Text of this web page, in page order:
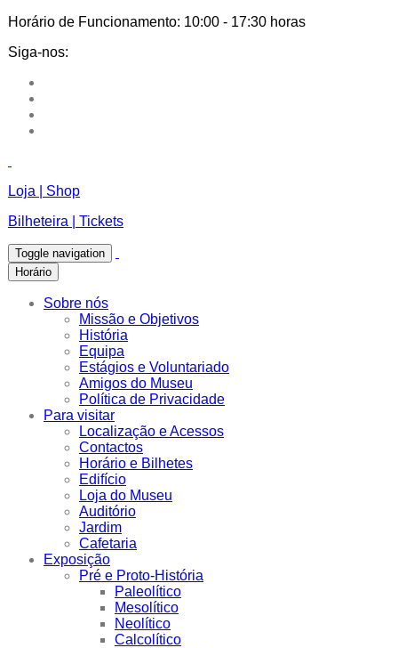
Horário de Funcionamento: 10:00 - 17:30 horas
Siga-nos:
Loja | Shop
Bilheteira | Tickets
Toggle navigation
Horário
Sobre nós
Missão e Objetivos
História
Equipa
Estágios e Voluntariado
Amigos do Museu
Política de Privacidade
Para visitar
Localização e Acessos
Contactos
Horário e Bilhetes
Edifício
Loja do Museu
Auditório
Jardim
Cafetaria
Exposição
Pré e Proto-História
Paleolítico
Mesolítico
Neolítico
Calcolítico